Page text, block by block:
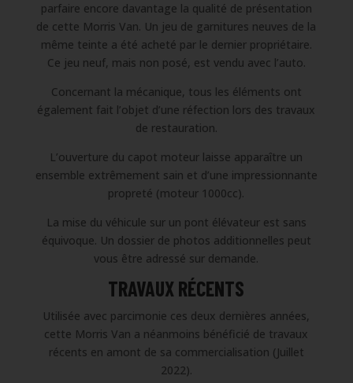
parfaire encore davantage la qualité de présentation
de cette Morris Van. Un jeu de garnitures neuves de la
même teinte a été acheté par le dernier propriétaire.
Ce jeu neuf, mais non posé, est vendu avec l’auto.
Concernant la mécanique, tous les éléments ont
également fait l’objet d’une réfection lors des travaux
de restauration.
L’ouverture du capot moteur laisse apparaître un
ensemble extrêmement sain et d’une impressionnante
propreté (moteur 1000cc).
La mise du véhicule sur un pont élévateur est sans
équivoque. Un dossier de photos additionnelles peut
vous être adressé sur demande.
TRAVAUX RÉCENTS
Utilisée avec parcimonie ces deux dernières années,
cette Morris Van a néanmoins bénéficié de travaux
récents en amont de sa commercialisation (Juillet
2022).